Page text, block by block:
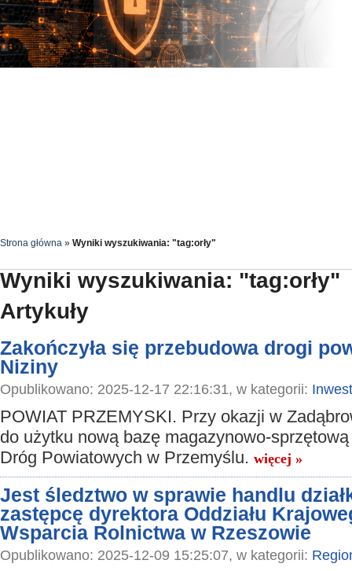
Strona główna » Wyniki wyszukiwania: "tag:orły"
Wyniki wyszukiwania: "tag:orły"
Artykuły
Zakończyła się przebudowa drogi
Niziny
Opublikowano: 2025-12-17 22:16:31, w kategorii:
POWIAT PRZEMYSKI. Przy okazji w
do użytku nową bazę magazynowo-
Dróg Powiatowych w Przemyślu. więcej »
Jest śledztwo w sprawie handlu
zastępcę dyrektora Oddziału
Wsparcia Rolnictwa w Rzeszowie
Opublikowano: 2025-12-09 15:25:07, w kategorii: